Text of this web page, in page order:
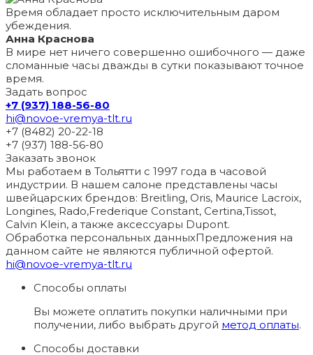
Время обладает просто исключительным даром
убеждения.
Анна Краснова
В мире нет ничего совершенно ошибочного — даже
сломанные часы дважды в сутки показывают точное
время.
Задать вопрос
+7 (937) 188-56-80
hi@novoe-vremya-tlt.ru
+7 (8482) 20-22-18
+7 (937) 188-56-80
Заказать звонок
Мы работаем в Тольятти с 1997 года в часовой
индустрии. В нашем салоне представлены часы
швейцарских брендов: Breitling, Oris, Maurice Lacroix,
Longines, Rado,Frederique Constant, Certina,Tissot,
Calvin Klein, а также аксессуары Dupont.
Обработка персональных данныхПредложения на
данном сайте не являются публичной офертой.
hi@novoe-vremya-tlt.ru
Способы оплаты
Вы можете оплатить покупки наличными при
получении, либо выбрать другой метод оплаты.
Способы доставки